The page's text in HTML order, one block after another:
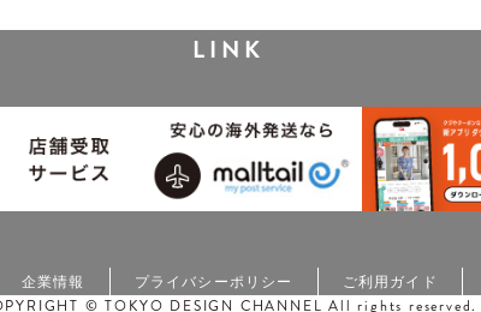
LINK
企業情報 プライバシーポリシー ご利用ガイド
© TOKYO DESIGN CHANNEL All rights reserved.